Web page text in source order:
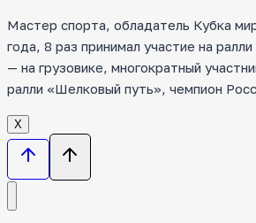
Мастер спорта, обладатель Кубка
года, 8 раз принимал участие на
— на грузовике, многократный
ралли «Шелковый путь», чемпион
Х